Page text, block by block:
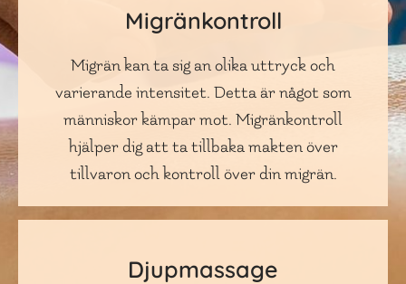
Migränkontroll
Migrän kan ta sig an olika uttryck och
varierande intensitet. Detta är något som
människor kämpar mot. Migränkontroll
hjälper dig att ta tillbaka makten över
tillvaron och kontroll över din migrän.
Djupmassage